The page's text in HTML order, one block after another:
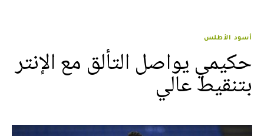
أسود الأطلس
حكيمي يواصل التألق مع الإنتر
بتنقيط عالي